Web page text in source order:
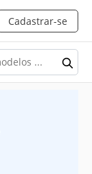
Cadastrar-se